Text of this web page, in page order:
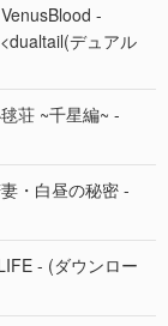
-
デュアル
荘 ~千星編~ -
・白昼の秘密 -
- (ダウンロー